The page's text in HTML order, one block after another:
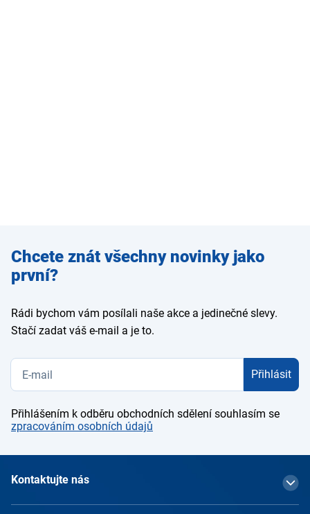
Zadejte
e-mail
Chcete znát všechny novinky jako
první?
Rádi bychom vám posílali naše akce a jedinečné slevy.
Stačí zadat váš e-mail a je to.
Přihlásit
Přihlášením k odběru obchodních sdělení souhlasím se
zpracováním osobních údajů
Kontaktujte nás